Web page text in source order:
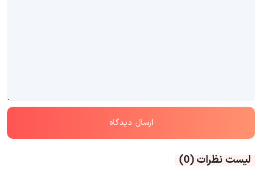
لیست نظرات(0)